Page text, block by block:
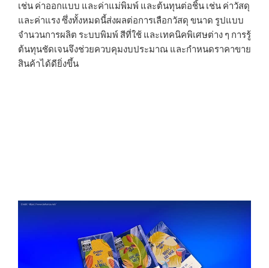
เช่น ค่าออกแบบ และค่าแม่พิมพ์ และต้นทุนต่อชิ้น เช่น ค่าวัสดุ
และค่าแรง ซึ่งทั้งหมดนี้ส่งผลต่อการเลือกวัสดุ ขนาด รูปแบบ
จำนวนการผลิต ระบบพิมพ์ สีที่ใช้ และเทคนิคพิเศษต่าง ๆ การรู้
ต้นทุนชัดเจนจึงช่วยควบคุมงบประมาณ และกำหนดราคาขาย
สินค้าได้ดียิ่งขึ้น